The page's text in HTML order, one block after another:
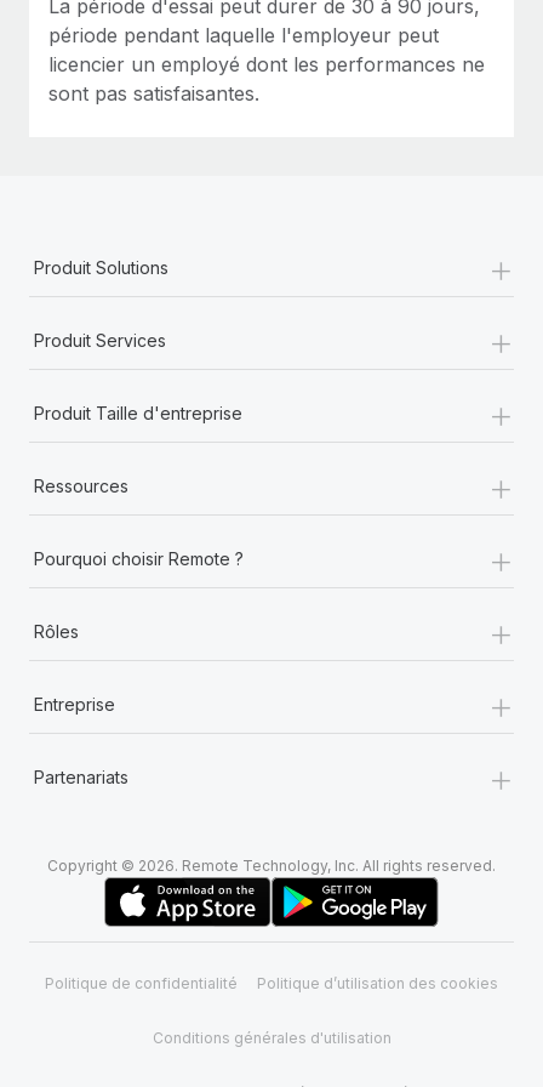
En savoir plus
La période d'essai peut durer de 30 à 90 jours,
période pendant laquelle l'employeur peut
licencier un employé dont les performances ne
sont pas satisfaisantes.
Produit Solutions +
Produit Services +
Produit Taille d'entreprise +
Ressources +
Pourquoi choisir Remote ? +
Rôles +
Entreprise +
Partenariats +
Copyright © 2026. Remote Technology, Inc. All rights reserved.
Politique de confidentialité Politique d’utilisation des cookies
Conditions générales d'utilisation